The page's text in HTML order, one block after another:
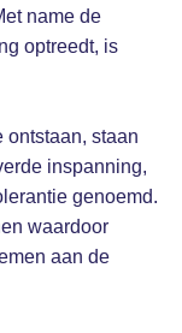
name de
optreedt, is
ontstaan, staan
inspanning,
genoemd.
waardoor
aan de